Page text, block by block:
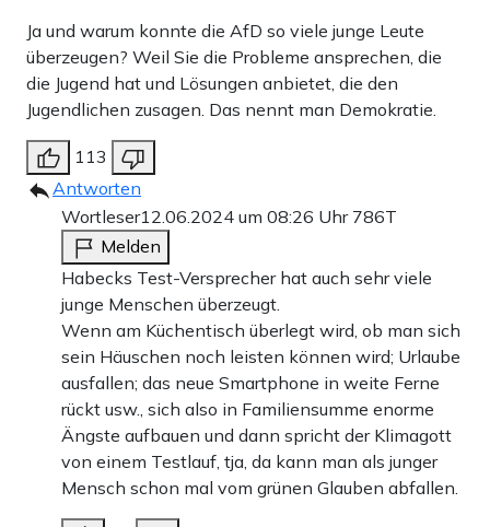
Ja und warum konnte die AfD so viele junge Leute
überzeugen? Weil Sie die Probleme ansprechen, die
die Jugend hat und Lösungen anbietet, die den
Jugendlichen zusagen. Das nennt man Demokratie.
113
Antworten
Wortleser12.06.2024 um 08:26 Uhr 786T
Melden
Habecks Test-Versprecher hat auch sehr viele
junge Menschen überzeugt.
Wenn am Küchentisch überlegt wird, ob man sich
sein Häuschen noch leisten können wird; Urlaube
ausfallen; das neue Smartphone in weite Ferne
rückt usw., sich also in Familiensumme enorme
Ängste aufbauen und dann spricht der Klimagott
von einem Testlauf, tja, da kann man als junger
Mensch schon mal vom grünen Glauben abfallen.